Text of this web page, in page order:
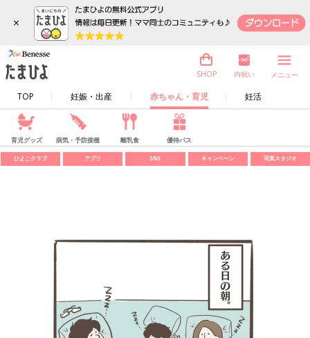
×
TOP 妊娠・出産 赤ちゃん・育児 妊活
SHOP 内祝い メニュー
育児グッズ 病気・予防接種 離乳食 優待パス
ひよこクラブ アプリ SNS キャンペーン 写真スタジオ